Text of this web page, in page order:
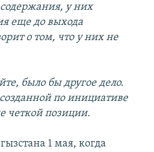
у них
еще до выхода
о том, что у них не
было бы другое дело.
по инициативе
четкой позиции.
1 мая, когда